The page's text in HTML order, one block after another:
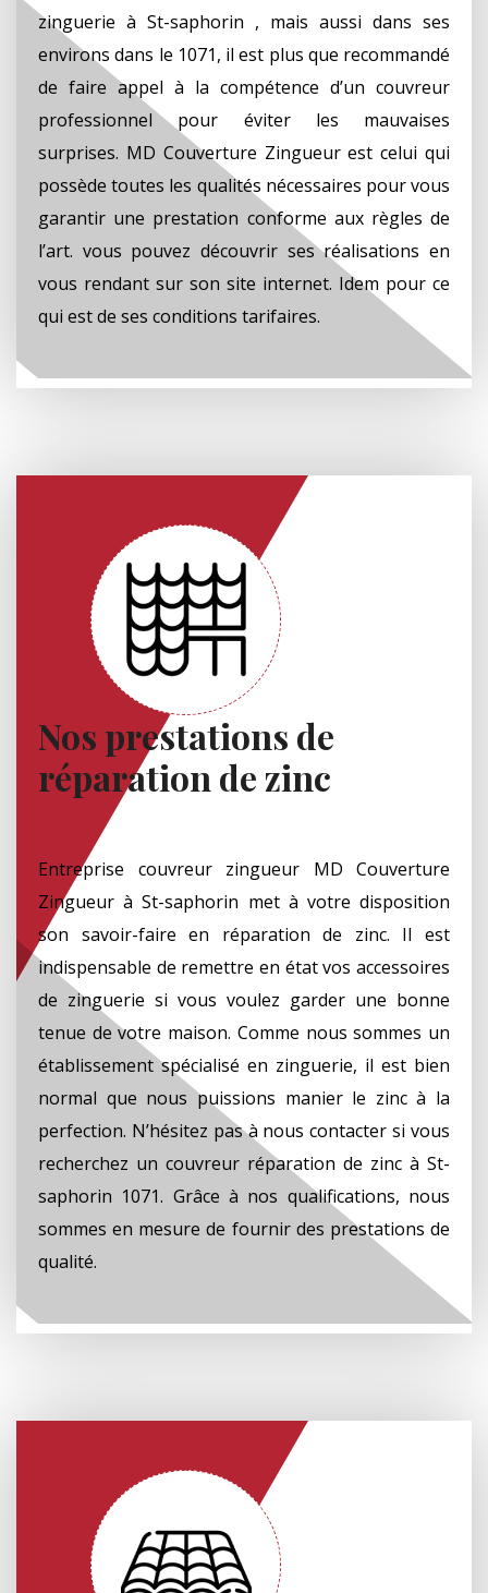
zinguerie à St-saphorin , mais aussi dans ses
environs dans le 1071, il est plus que recommandé
de faire appel à la compétence d’un couvreur
professionnel pour éviter les mauvaises
surprises. MD Couverture Zingueur est celui qui
possède toutes les qualités nécessaires pour vous
garantir une prestation conforme aux règles de
l’art. vous pouvez découvrir ses réalisations en
vous rendant sur son site internet. Idem pour ce
qui est de ses conditions tarifaires.
Nos prestations de
réparation de zinc
Entreprise couvreur zingueur MD Couverture
Zingueur à St-saphorin met à votre disposition
son savoir-faire en réparation de zinc. Il est
indispensable de remettre en état vos accessoires
de zinguerie si vous voulez garder une bonne
tenue de votre maison. Comme nous sommes un
établissement spécialisé en zinguerie, il est bien
normal que nous puissions manier le zinc à la
perfection. N’hésitez pas à nous contacter si vous
recherchez un couvreur réparation de zinc à St-
saphorin 1071. Grâce à nos qualifications, nous
sommes en mesure de fournir des prestations de
qualité.